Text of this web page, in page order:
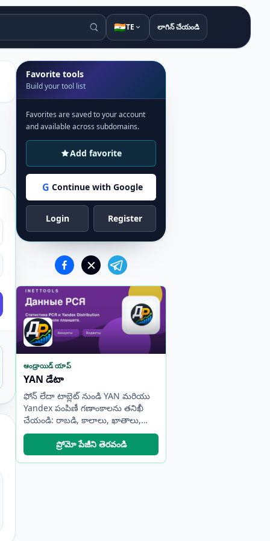
🇮🇳TE లాగిన్ చేయండి
Favorite tools
Build your tool list
Favorites are saved to your account
and available across subdomains.
Add favorite
G Continue with Google
Login Register
ఆండ్రాయిడ్ యాప్
YAN డేటా
ఫోన్ లేదా టాబ్లెట్ నుండి YAN మరియు
Yandex పంపిణీ గణాంకాలను తనిఖీ
చేయండి: రాబడి, కాలాలు, ఖాతాలు,
ఆటో-రిఫ్రెష్ మరియు విడ్జెట్‌లు.
ప్రోమో పేజీని తెరవండి